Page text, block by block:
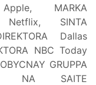
Apple, MARKA
Netflix, SINTA
Dallas
NBC Today
GRUPPA
NA SAITE